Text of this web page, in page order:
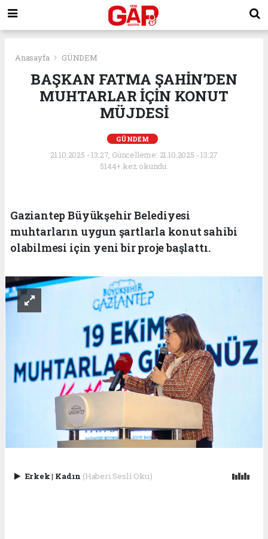
Anasayfa GÜNDEM
BAŞKAN FATMA ŞAHİN’DEN
MUHTARLAR İÇİN KONUT
MÜJDESİ
GÜNDEM
21.10.2025 - 13:27, Güncelleme: 21.10.2025 - 13:27
5144+ kez okundu.
Gaziantep Büyükşehir Belediyesi
muhtarların uygun şartlarla konut sahibi
olabilmesi için yeni bir proje başlattı.
Erkek| Kadın (Haberi Sesli Oku)